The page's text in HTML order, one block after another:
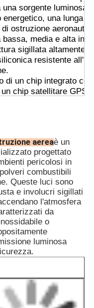
una sorgente luminosa
energetico, una lunga
di ostruzione
bassa, media e alta
sigillata altamente
resistente
di un chip integrato
chip satellitare GPS
si prega di
sia per il cablaggio di
petrolifere e del gas
di lavorazione chimica
cereali e mulini per
di trivellazione offshore
GNL
di carbone e
di stoccaggio
Zona 2
di temperatura
aereaè un
progettato
pericolosi in
combustibili
Queste luci sono
e involucri sigillati
l'atmosfera
da
o
luminosa